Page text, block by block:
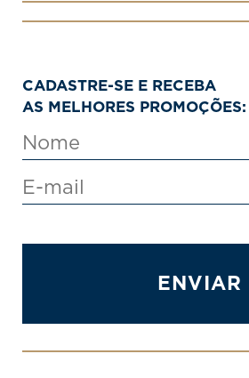
CADASTRE-SE E RECEBA
AS MELHORES PROMOÇÕES:
ENVIAR